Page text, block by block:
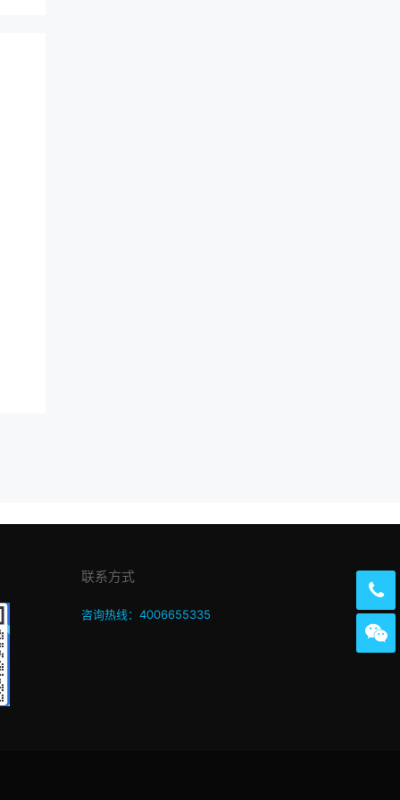
联系方式
咨询热线：4006655335